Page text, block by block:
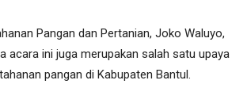
Pangan dan Pertanian, Joko Waluyo,
acara ini juga merupakan salah satu upaya
pangan di Kabupaten Bantul.